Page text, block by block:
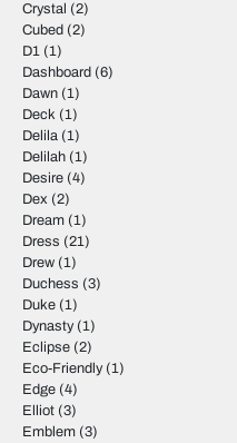
Crystal (2)
Cubed (2)
D1 (1)
Dashboard (6)
Dawn (1)
Deck (1)
Delila (1)
Delilah (1)
Desire (4)
Dex (2)
Dream (1)
Dress (21)
Drew (1)
Duchess (3)
Duke (1)
Dynasty(1)
Eclipse (2)
Eco-Friendly(1)
Edge (4)
Elliot (3)
Emblem (3)